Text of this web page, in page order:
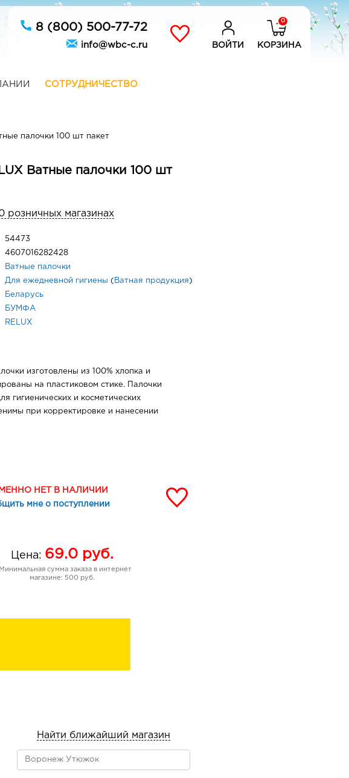
8 (800) 500-77-72
info@wbc-c.ru ВОЙТИ
0
КОРЗИНА
СОТРУДНИЧЕСТВО
палочки 100 шт пакет
Ватные палочки 100 шт
розничных магазинах
54473
4607016282428
Ватные палочки
Для ежедневной гигиены ( Ватная продукция )
Беларусь
БУМФА
RELUX
изготовлены из 100% хлопка и
на пластиковом стике. Палочки
гигиенических и косметических
при корректировке и нанесении
НЕТ В НАЛИЧИИ
мне о поступлении
Цена: 69.0 руб.
Минимальная сумма заказа в интернет
магазине: 500 руб.
Найти ближайший магазин